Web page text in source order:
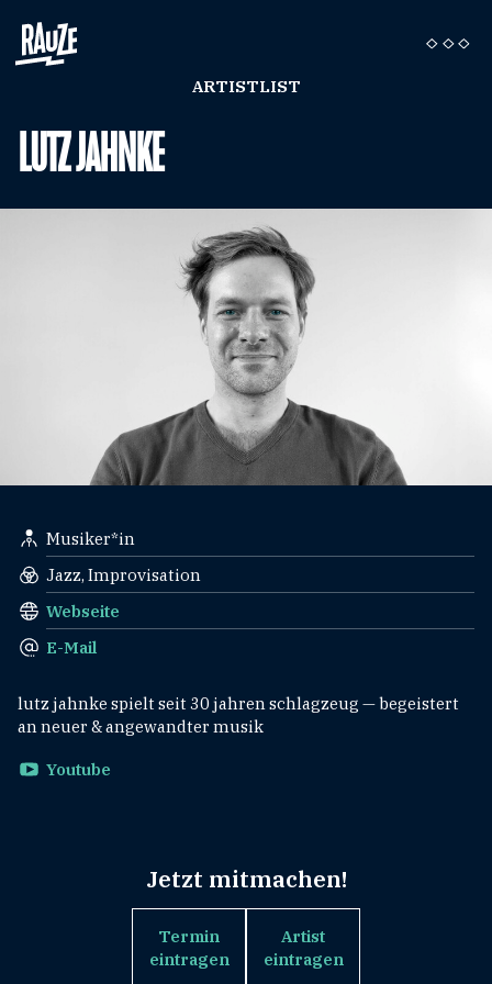
ARTISTLIST
LUTZ JAHNKE
Musiker*in
Jazz, Improvisation
Webseite
E-Mail
lutz jahnke spielt seit 30 jahren schlagzeug — begeistert
an neuer & angewandter musik
Youtube
Jetzt mitmachen!
Termin
eintragen
Artist
eintragen